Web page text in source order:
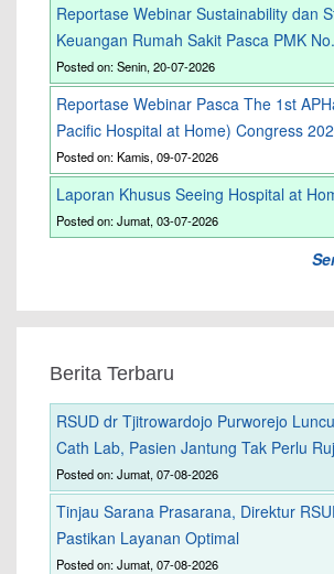
Reportase Webinar Sustainability dan
Keuangan Rumah Sakit Pasca PMK
Posted on: Senin, 20-07-2026
Reportase Webinar Pasca The 1st
Pacific Hospital at Home) Congress
Posted on: Kamis, 09-07-2026
Laporan Khusus Seeing Hospital at
Posted on: Jumat, 03-07-2026
Berita Terbaru
RSUD dr Tjitrowardojo Purworejo
Cath Lab, Pasien Jantung Tak Perlu
Posted on: Jumat, 07-08-2026
Tinjau Sarana Prasarana, Direktur
Pastikan Layanan Optimal
Posted on: Jumat, 07-08-2026